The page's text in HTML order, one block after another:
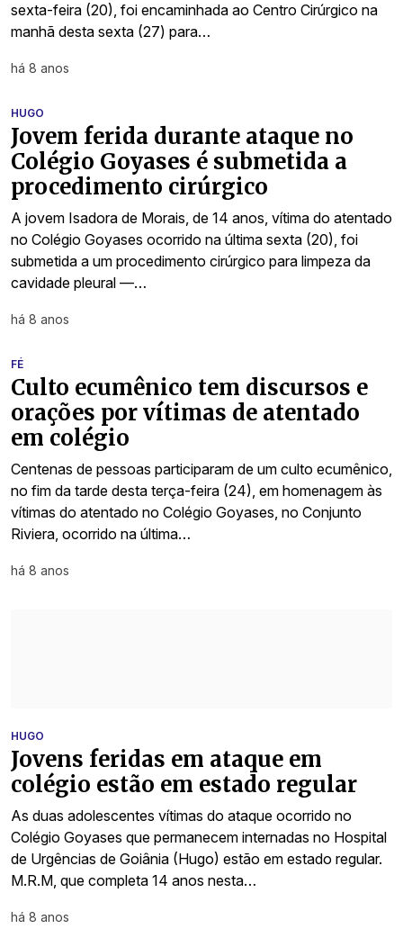
sexta-feira (20), foi encaminhada ao Centro Cirúrgico na
manhã desta sexta (27) para…
há 8 anos
HUGO
Jovem ferida durante ataque no
Colégio Goyases é submetida a
procedimento cirúrgico
A jovem Isadora de Morais, de 14 anos, vítima do atentado
no Colégio Goyases ocorrido na última sexta (20), foi
submetida a um procedimento cirúrgico para limpeza da
cavidade pleural —…
há 8 anos
FÉ
Culto ecumênico tem discursos e
orações por vítimas de atentado
em colégio
Centenas de pessoas participaram de um culto ecumênico,
no fim da tarde desta terça-feira (24), em homenagem às
vítimas do atentado no Colégio Goyases, no Conjunto
Riviera, ocorrido na última…
há 8 anos
HUGO
Jovens feridas em ataque em
colégio estão em estado regular
As duas adolescentes vítimas do ataque ocorrido no
Colégio Goyases que permanecem internadas no Hospital
de Urgências de Goiânia (Hugo) estão em estado regular.
M.R.M, que completa 14 anos nesta…
há 8 anos